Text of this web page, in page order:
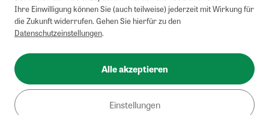
Ihre Einwilligung können Sie (auch teilweise) jederzeit mit Wirkung für
die Zukunft widerrufen. Gehen Sie hierfür zu den
Datenschutzeinstellungen.
Alle akzeptieren
Einstellungen